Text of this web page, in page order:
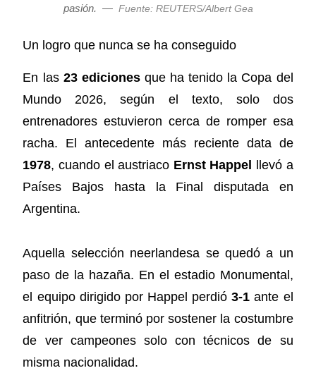
pasión. — Fuente: REUTERS/Albert Gea
Un logro que nunca se ha conseguido
En las 23 edicionesque ha tenido la Copa del
Mundo 2026, según el texto, solo dos
entrenadores estuvieron cerca de romper esa
racha. El antecedente más reciente data de
1978, cuando el austriaco Ernst Happel
llevó a
Países Bajos hasta la Final disputada en
Argentina.
Aquella selección neerlandesa se quedó a un
paso de la hazaña. En el estadio Monumental,
el equipo dirigido por Happel perdió3-1 ante el
anfitrión, que terminó por sostener la costumbre
de ver campeones solo con técnicos de su
misma nacionalidad.